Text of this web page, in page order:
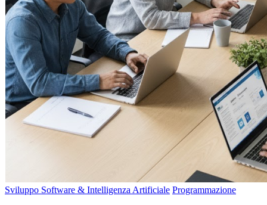
Sviluppo Software & Intelligenza Artificiale Programmazione